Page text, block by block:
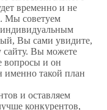
временно и не
Мы советуем
индивидуальным
Вы сами увидите,
сайту. Вы можете
вопросы и он
именно такой план
и оставляем
конкурентов,